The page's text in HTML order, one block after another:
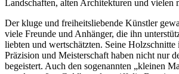
Landschaften, alten Architekturen und vielen
Der kluge und freiheitsliebende Künstler
viele Freunde und Anhänger, die ihn
liebten und wertschätzten. Seine
Präzision und Meisterschaft haben nicht nur
begeistert. Auch den sogenannten „kleinen